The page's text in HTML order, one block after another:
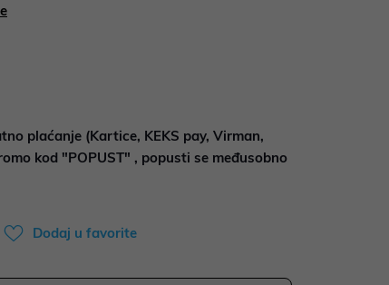
plaćanje (Kartice, KEKS pay, Virman,
kod "POPUST" , popusti se međusobno
Dodaj u favorite